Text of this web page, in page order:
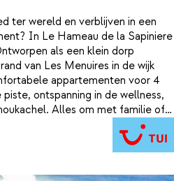
ter wereld en verblijven in een
In Le Hameau de la Sapiniere
als een klein dorp
van Les Menuires in de wijk
Alles om met familie of